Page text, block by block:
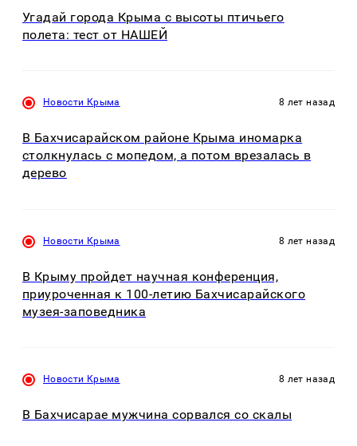
Угадай города Крыма с высоты птичьего
полета: тест от НАШЕЙ
Новости Крыма 8 лет назад
В Бахчисарайском районе Крыма иномарка
столкнулась с мопедом, а потом врезалась в
дерево
Новости Крыма 8 лет назад
В Крыму пройдет научная конференция,
приуроченная к 100-летию Бахчисарайского
музея-заповедника
Новости Крыма 8 лет назад
В Бахчисарае мужчина сорвался со скалы